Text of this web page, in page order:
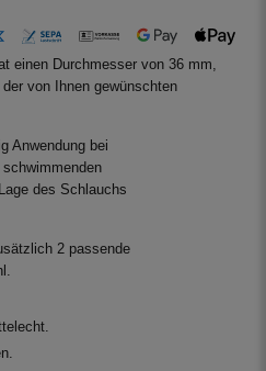
einen Durchmesser von 36 mm,
von Ihnen gewünschten
Anwendung bei
des Schlauchs
2 passende